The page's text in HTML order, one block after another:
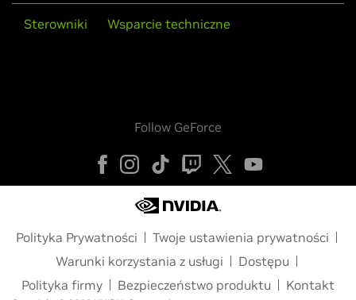
Sterowniki Wsparcie techniczne
Follow GeForce
Polityka Prywatności
Twoje ustawienia prywatności
Warunki korzystania z usługi
Dostępu
Polityka firmy
Bezpieczeństwo produktu Kontakt